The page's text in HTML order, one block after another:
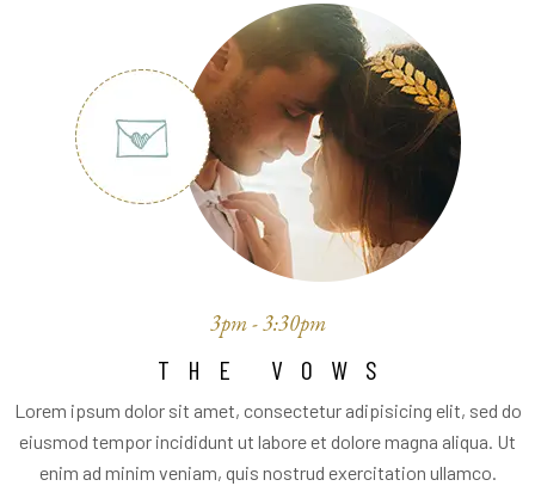
THE VOWS
3pm - 3:30pm
Lorem ipsum dolor sit amet, consectetur adipisicing elit, sed do
eiusmod tempor incididunt ut labore et dolore magna aliqua. Ut
enim ad minim veniam, quis nostrud exercitation ullamco.